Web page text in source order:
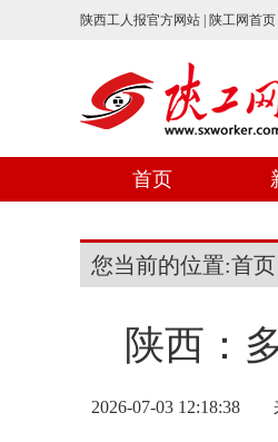
陕西工人报官方网站 | 陕工网首页
首页
您当前的位置:首页
陕西：
2026-07-03 12:18:38